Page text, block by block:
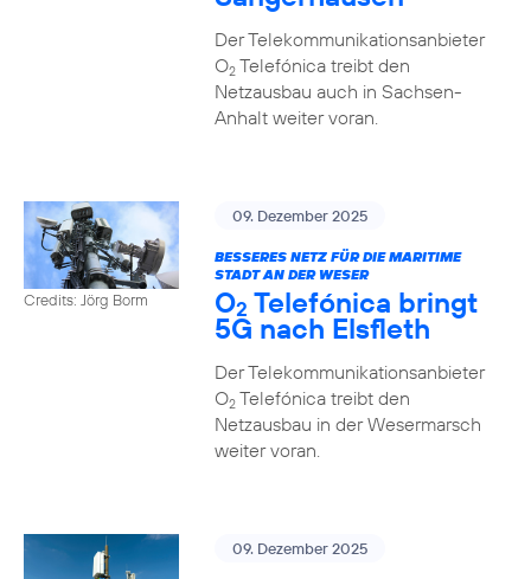
Der Telekommunikationsanbieter
O2Telefónica treibt den
Netzausbau auch in Sachsen-
Anhalt weiter voran.
Credits: Jörg Borm
09. Dezember 2025
BESSERES NETZ FÜR DIE MARITIME
STADT AN DER WESER
O2 Telefónica bringt
5G nach Elsfleth
Der Telekommunikationsanbieter
O2Telefónica treibt den
Netzausbau in der Wesermarsch
weiter voran.
09. Dezember 2025